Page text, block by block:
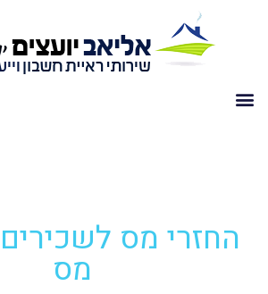
החזרי מס
מס